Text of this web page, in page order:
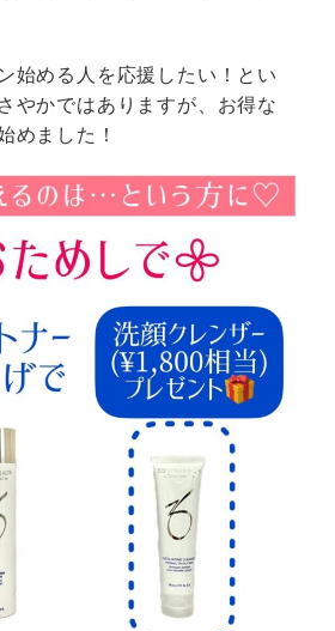
始める人を応援したい！とい
やかではありますが、お得な
めました！